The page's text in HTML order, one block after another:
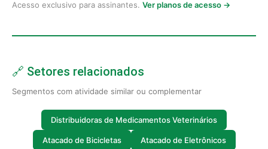
Acesso exclusivo para assinantes. Ver planos de acesso →
🔗 Setores relacionados
Segmentos com atividade similar ou complementar
Distribuidoras de Medicamentos Veterinários
Atacado de Bicicletas Atacado de Eletrônicos